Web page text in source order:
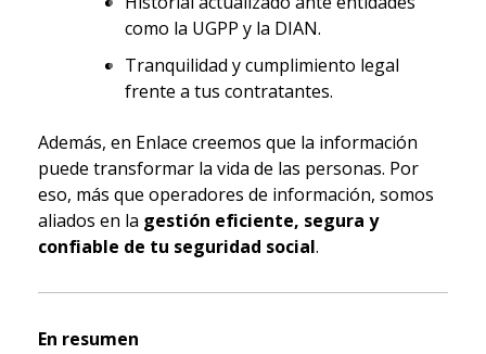
como la UGPP y la DIAN.
Tranquilidad y cumplimiento legal
frente a tus contratantes.
Además, en Enlace creemos que la información
puede transformar la vida de las personas. Por
eso, más que operadores de información, somos
aliados en la gestión eficiente, segura y
confiable de tu seguridad social.
En resumen